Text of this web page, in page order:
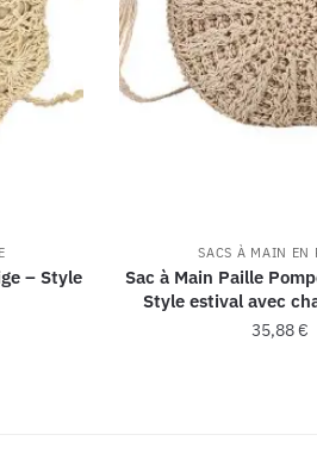
– Style
SACS À MAIN EN
Sac à Main Paille
Style estival avec
35,88€